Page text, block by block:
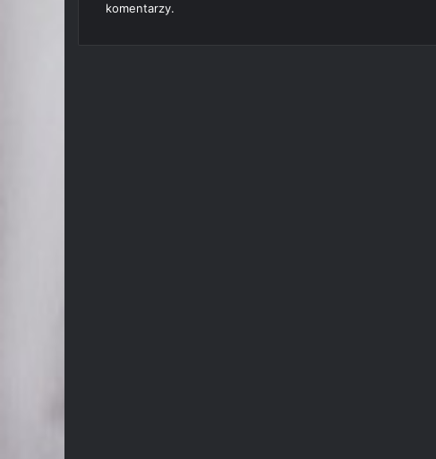
komentarzy.